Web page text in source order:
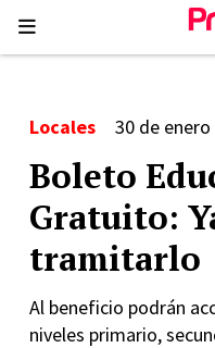
Boleto
Gratuito:
tramitarlo
Al beneficio podrán
niveles primario,
Locales 30 de